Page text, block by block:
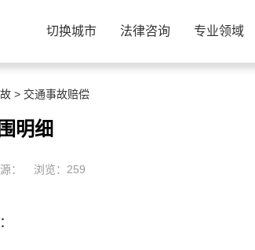
切换城市 法律咨询 专业领域
> 交通事故赔偿
明细
： 浏览： 259